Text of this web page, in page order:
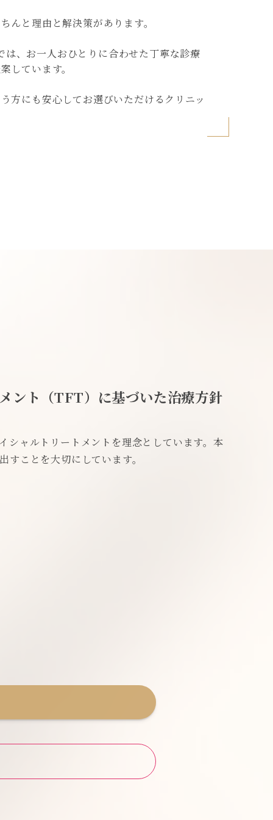
んと理由と解決策があります。
、お一人おひとりに合わせた丁寧な診療
しています。
方にも安心してお選びいただけるクリニッ
ント（TFT）に基づいた治療方針
シャルトリートメントを理念としています。本
ことを大切にしています。